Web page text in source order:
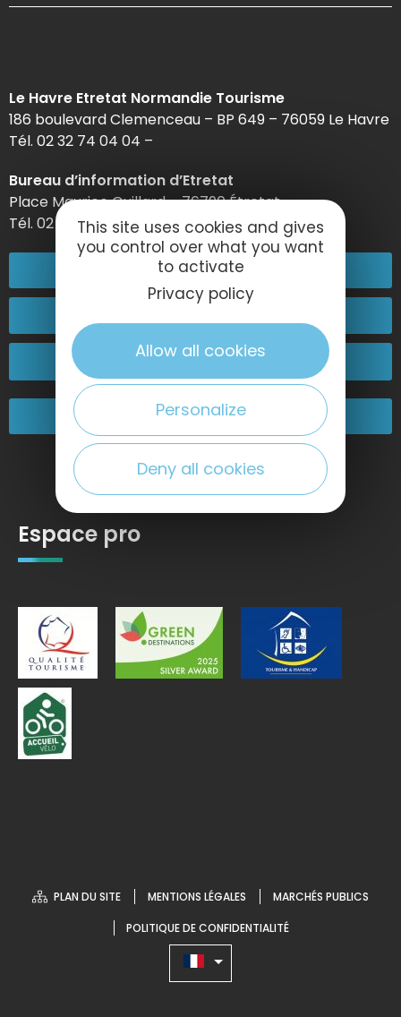
Le Havre Etretat Normandie Tourisme
186 boulevard Clemenceau – BP 649 – 76059 Le Havre
Tél. 02 32 74 04 04 –
Bureau d’information d’Etretat
Place Maurice Guillard – 76790 Étretat
Tél. 02 35 27 05 21
02 32 74 04 04
Passez nous voir !
Nos engagements
Espace pro
PLAN DU SITE MENTIONS LÉGALES MARCHÉS PUBLICS
POLITIQUE DE CONFIDENTIALITÉ
This site uses cookies and gives
you control over what you want
to activate
Privacy policy
Allow all cookies
Personalize
Deny all cookies